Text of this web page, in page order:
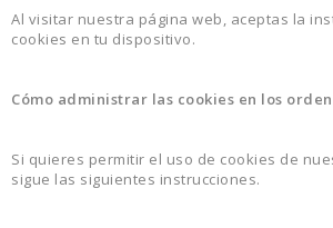
Al visitar nuestra página web, aceptas la
cookies en tu dispositivo.
Cómo administrar las cookies en los
Si quieres permitir el uso de cookies de
sigue las siguientes instrucciones.